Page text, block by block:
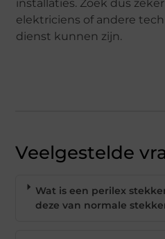
installaties. Zoek dus
elektriciens of andere
dienst kunnen zijn.
Veelgestelde
Wat is een perilex
deze van normale